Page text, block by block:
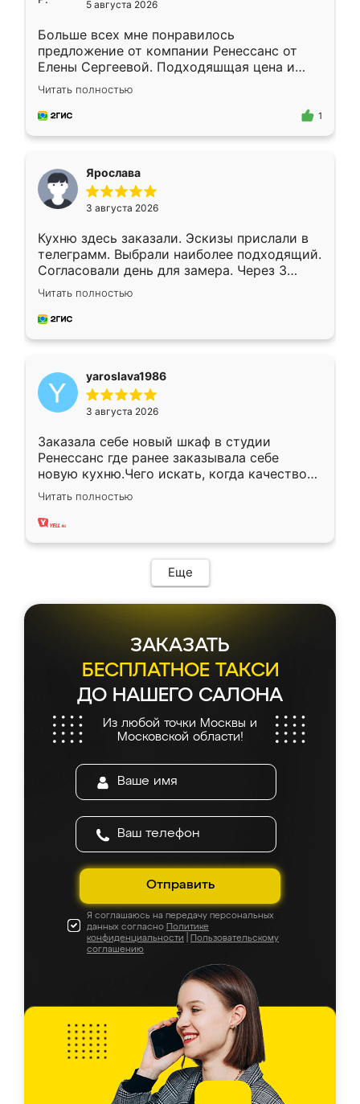
5 августа 2026
Больше всех мне понравилось
предложение от компании Ренессанс от
Елены Сергеевой. Подходяшщая цена и
короткие сроки изготовления. Приехавший
для замера сотрудник Владислав
предложил по моему эскизу самый
Читать полностью
1
Ярослава
3 августа 2026
Кухню здесь заказали. Эскизы прислали в
телеграмм. Выбрали наиболее подходящий.
Согласовали день для замера. Через 3
недели кухня была уже готова. Остались
довольны работой. Спасибо Ренессанс
мебель за качественную работу!
Читать полностью
yaroslava1986
3 августа 2026
Заказала себе новый шкаф в студии
Ренессанс где ранее заказывала себе
новую кухню.Чего искать, когда качеством
вполне довольна. Служит кухня уже почти
два года, нареканий нет.
Читать полностью
Еще
ЗАКАЗАТЬ
БЕСПЛАТНОЕ ТАКСИ
ДО НАШЕГО САЛОНА
Из любой точки Москвы и
Московской области!
Отправить
Я соглашаюсь на передачу персональных
данных согласно Политике
конфиденциальности
Пользовательскому
соглашению